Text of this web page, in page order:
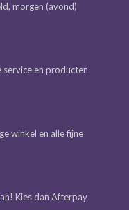
morgen (avond)
en producten
winkel en alle fijne
Kies dan Afterpay